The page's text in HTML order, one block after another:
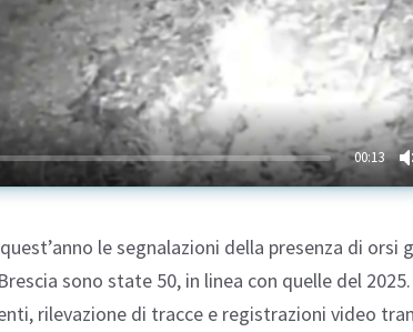
00:13
02:17
le segnalazioni della presenza di orsi
sono state 50, in linea con quelle del
rilevazione di tracce e registrazioni video